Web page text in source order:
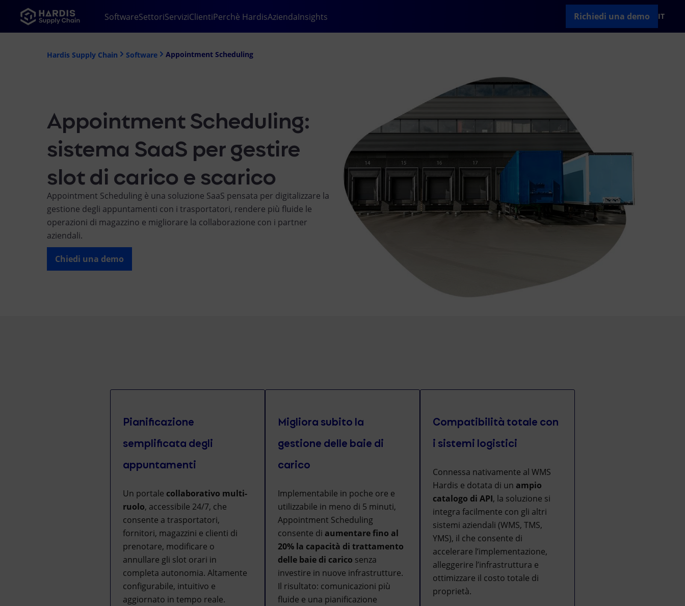
SoftwareSettoriServiziClientiPerchè HardisAziendaInsights Richiedi una demo IT
Hardis Supply Chain Software Appointment Scheduling
Appointment Scheduling:
sistema SaaS per gestire
slot di carico e scarico
Appointment Scheduling è una soluzione SaaS pensata per digitalizzare la
gestione degli appuntamenti con i trasportatori, rendere più fluide le
operazioni di magazzino e migliorare la collaborazione con i partner
aziendali.
Chiedi una demo
Pianificazione
semplificata degli
appuntamenti
Un portale collaborativo multi-
ruolo, accessibile 24/7, che
consente a trasportatori,
fornitori, magazzini e clienti di
prenotare, modificare o
annullare gli slot orari in
completa autonomia. Altamente
configurabile, intuitivo e
aggiornato in tempo reale.
Migliora subito la
gestione delle baie di
carico
Implementabile in poche ore e
utilizzabile in meno di 5 minuti,
Appointment Scheduling
consente di aumentare fino al
20% la capacità di trattamento
delle baie di carico senza
investire in nuove infrastrutture.
Il risultato: comunicazioni più
fluide e una pianificazione
Compatibilità totale con
i sistemi logistici
Connessa nativamente al WMS
Hardis e dotata di un ampio
catalogo di API, la soluzione si
integra facilmente con gli altri
sistemi aziendali (WMS, TMS,
YMS), il che consente di
accelerare l’implementazione,
alleggerire l’infrastruttura e
ottimizzare il costo totale di
proprietà.